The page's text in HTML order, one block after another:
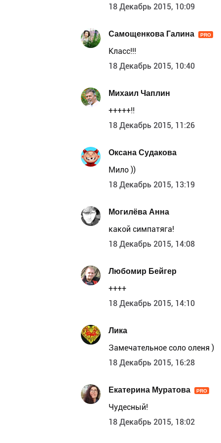
18 Декабрь 2015, 10:09
Самощенкова Галина PRO
Класс!!!
18 Декабрь 2015, 10:40
Михаил Чаплин
+++++!!
18 Декабрь 2015, 11:26
Оксана Судакова
Мило ))
18 Декабрь 2015, 13:19
Могилёва Анна
какой симпатяга!
18 Декабрь 2015, 14:08
Любомир Бейгер
++++
18 Декабрь 2015, 14:10
Лика
Замечательное соло оленя )
18 Декабрь 2015, 16:28
Екатерина Муратова PRO
Чудесный!
18 Декабрь 2015, 18:02